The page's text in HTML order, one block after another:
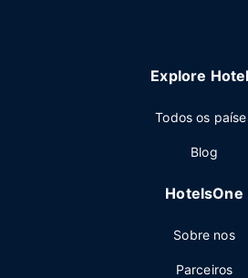
Explore
Todos os
Blog
HotelsOne
Sobre nos
Parceiros